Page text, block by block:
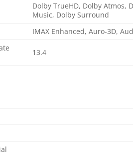
Dolby TrueHD, Dolby Atmos,
Music, Dolby Surround
IMAX Enhanced, Auro-3D,
13.4